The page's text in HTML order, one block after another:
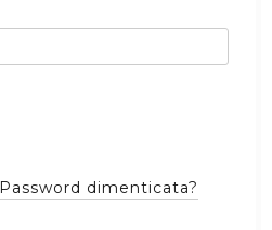
Password dimenticata?